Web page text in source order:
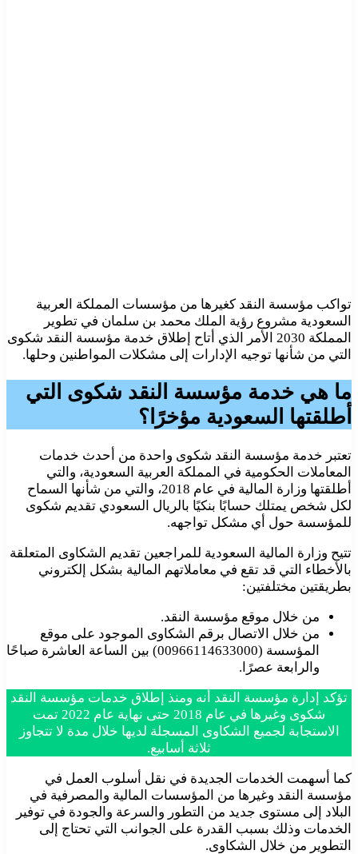
تواكب مؤسسة النقد كغيرها من مؤسسات المملكة العربية
السعودية مشروع رؤية الملك محمد بن سلمان في تطوير
المملكة 2030 الأمر الذي أتاح إطلاق خدمة مؤسسة النقد شكوى
التي من شأنها توجيه الإدارات إلى مشكلات المواطنين وحلها.
ما هي خدمة مؤسسة النقد شكوى التي
أطلقتها السعودية مؤخرًا؟
تعتبر خدمة مؤسسة النقد شكوى واحدة من أحدث خدمات
المعاملات الحكومية في المملكة العربية السعودية، والتي
أطلقتها وزارة المالية في عام 2018، والتي من شأنها السماح
لكل شخص يمتلك حسابًا بنكيًا بالريال السعودي تقديم شكوى
للمؤسسة حول أي مشكل تواجهه.
تتيح وزارة المالية السعودية للمراجعين تقديم الشكاوى المتعلقة
بالأخطاء التي قد تقع في معاملاتهم المالية بشكل إلكتروني
بطريقتين مختلفتين:
من خلال موقع مؤسسة النقد.
من خلال الاتصال برقم الشكاوى الموجود على موقع
المؤسسة (00966114633000) بين الساعة العاشرة صباحًا
والرابعة عصرًا.
تؤكد إدارة مؤسسة النقد أنه ومنذ إطلاق خدمات مؤسسة النقد
شكوى وغيرها في عام 2018 حتى نهاية عام 2022 تمت
الاستجابة لجميع الشكاوى المسجلة لديها خلال مدة لا تتجاوز
ثلاثة أسابيع.
كما أسهمت الخدمات الجديدة في نقل أسلوب العمل في
مؤسسة النقد وغيرها من المؤسسات المالية والمصرفية في
البلاد إلى مستوى جديد من التطور والسرعة والجودة في توفير
الخدمات وذلك بسبب القدرة على الجوانب التي تحتاج إلى
التطوير من خلال الشكاوى.